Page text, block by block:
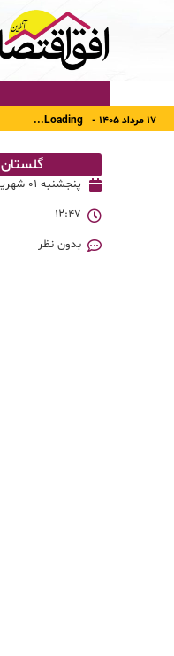
۱۷ مرداد ۱۴۰۵ - Loading...
گلستان
پنجشنبه ۰۱ شهریور ۱۴۰۳
۱۲:۴۷
بدون نظر